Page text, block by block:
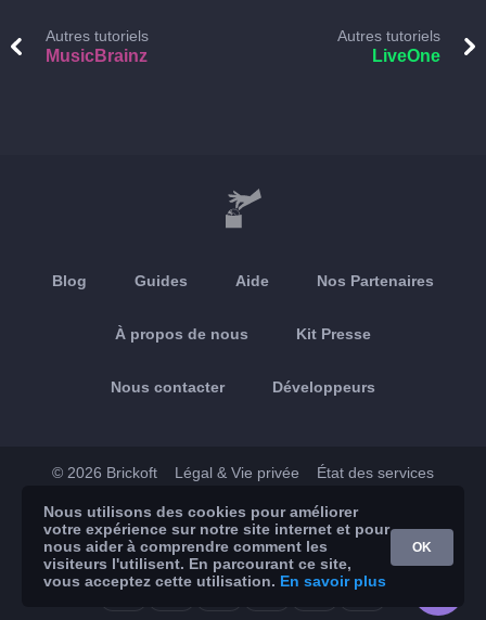
Autres tutoriels
MusicBrainz
Autres tutoriels
LiveOne
Blog Guides Aide Nos Partenaires
À propos de nous Kit Presse
Nous contacter Développeurs
© 2026 Brickoft Légal & Vie privée État des services
App Store Google Play
Nous utilisons des cookies pour améliorer
votre expérience sur notre site internet et pour
nous aider à comprendre comment les
visiteurs l'utilisent. En parcourant ce site,
vous acceptez cette utilisation. En savoir plus
OK